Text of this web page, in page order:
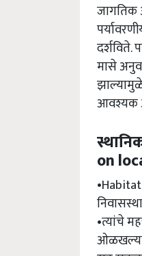
जागतिक
दर्शविते.
मासे
आवश्यक
on
•त्यांचे
ओळखल्या